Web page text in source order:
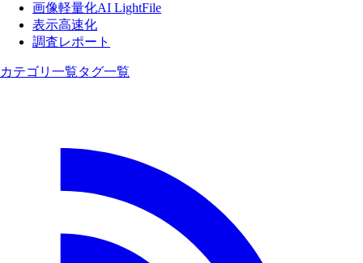
画像軽量化AI LightFile
表示高速化
調査レポート
カテゴリ一覧タグ一覧